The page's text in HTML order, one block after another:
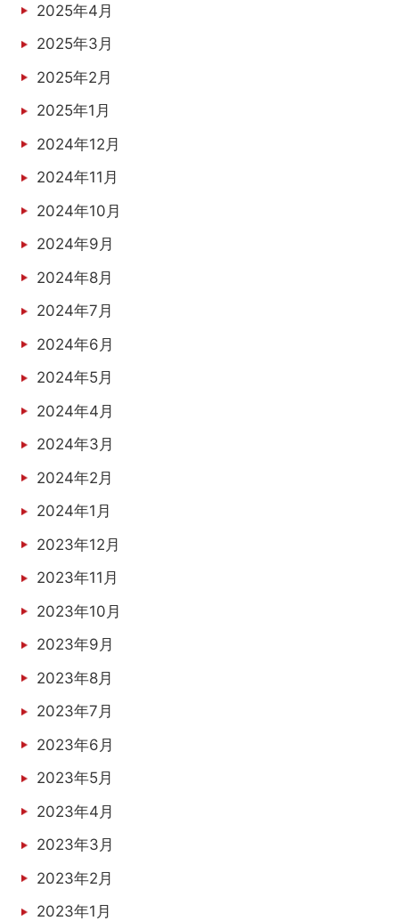
2025年4月
2025年3月
2025年2月
2025年1月
2024年12月
2024年11月
2024年10月
2024年9月
2024年8月
2024年7月
2024年6月
2024年5月
2024年4月
2024年3月
2024年2月
2024年1月
2023年12月
2023年11月
2023年10月
2023年9月
2023年8月
2023年7月
2023年6月
2023年5月
2023年4月
2023年3月
2023年2月
2023年1月